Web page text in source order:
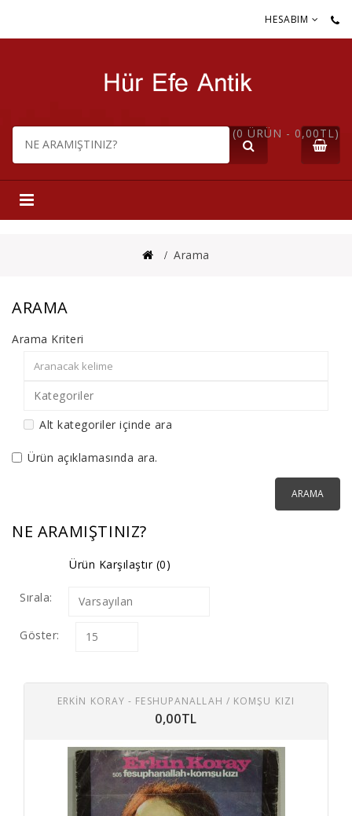
HESABIM
(0 ÜRÜN - 0,00TL)
Arama
ARAMA
Arama Kriteri
Kategoriler
Alt kategoriler içinde ara
Ürün açıklamasında ara.
NE ARAMIŞTINIZ?
Ürün Karşılaştır (0)
Sırala: Varsayılan
Göster: 15
ERKİN KORAY - FESHUPANALLAH / KOMŞU KIZI
0,00TL